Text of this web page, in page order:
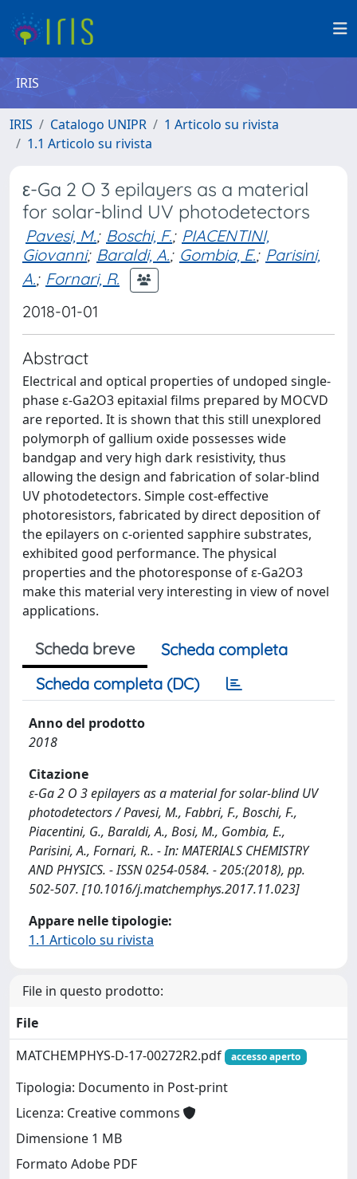
IRIS
IRIS Catalogo UNIPR
1 Articolo su rivista
1.1 Articolo su rivista
ε-Ga 2 O 3 epilayers as a material
for solar-blind UV photodetectors
Pavesi, M.; Boschi, F.; PIACENTINI,
Giovanni; Baraldi, A.; Gombia, E.; Parisini,
A.; Fornari, R.
2018-01-01
Abstract
Electrical and optical properties of undoped single-
phase ε-Ga2O3 epitaxial films prepared by MOCVD
are reported. It is shown that this still unexplored
polymorph of gallium oxide possesses wide
bandgap and very high dark resistivity, thus
allowing the design and fabrication of solar-blind
UV photodetectors. Simple cost-effective
photoresistors, fabricated by direct deposition of
the epilayers on c-oriented sapphire substrates,
exhibited good performance. The physical
properties and the photoresponse of ε-Ga2O3
make this material very interesting in view of novel
applications.
Scheda breve
Scheda completa
Scheda completa (DC)
Anno del prodotto
2018
Citazione
ε-Ga 2 O 3 epilayers as a material for solar-blind UV
photodetectors / Pavesi, M., Fabbri, F., Boschi, F.,
Piacentini, G., Baraldi, A., Bosi, M., Gombia, E.,
Parisini, A., Fornari, R.. - In: MATERIALS CHEMISTRY
AND PHYSICS. - ISSN 0254-0584. - 205:(2018), pp.
502-507. [10.1016/j.matchemphys.2017.11.023]
Appare nelle tipologie:
1.1 Articolo su rivista
File in questo prodotto:
File
MATCHEMPHYS-D-17-00272R2.pdf
accesso aperto
Tipologia: Documento in Post-print
Licenza: Creative commons
Dimensione 1 MB
Formato Adobe PDF